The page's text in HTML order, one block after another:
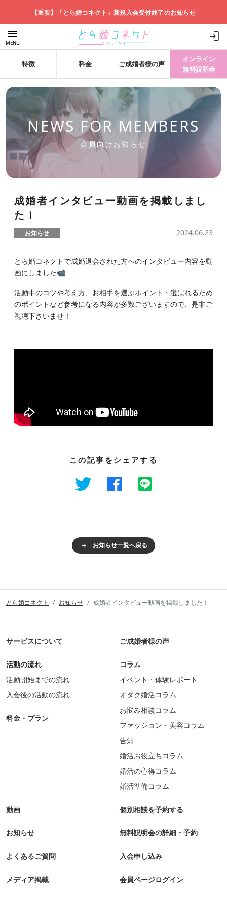
【重要】「とら婚コネクト」新規入会受付終了のお知らせ
menu
MENU login
特徴 料金 ご成婚者様の声
オンライン
無料説明会
NEWS FOR MEMBERS
会員向けお知らせ
成婚者インタビュー動画を掲載しまし
た！
お知らせ 2024.06.23
とら婚コネクトで成婚退会された方へのインタビュー内容を動
画にしました📹
活動中のコツや考え方、お相手を選ぶポイント・選ばれるため
のポイントなど参考になる内容が多数ございますので、是非ご
視聴下さいませ！
この記事をシェアする
お知らせ一覧へ戻る
とら婚コネクト お知らせ 成婚者インタビュー動画を掲載しました！
サービスについて
活動の流れ
活動開始までの流れ
入会後の活動の流れ
料金・プラン
ご成婚者様の声
コラム
イベント・体験レポート
オタク婚活コラム
お悩み相談コラム
ファッション・美容コラム
告知
婚活お役立ちコラム
婚活の心得コラム
婚活準備コラム
動画
お知らせ
よくあるご質問
メディア掲載
個別相談を予約する
無料説明会の詳細・予約
入会申し込み
会員ページログイン